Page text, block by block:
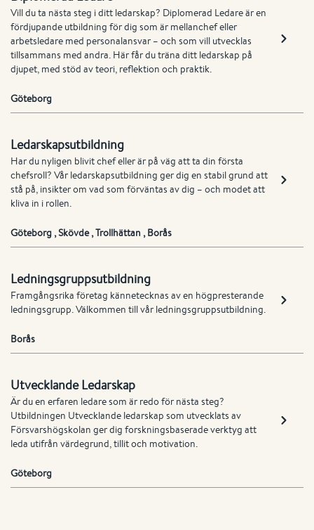
Vill du ta nästa steg i ditt ledarskap? Diplomerad Ledare är en
fördjupande utbildning för dig som är mellanchef eller
arbetsledare med personalansvar – och som vill utvecklas
tillsammans med andra. Här får du träna ditt ledarskap på
djupet, med stöd av teori, reflektion och praktik.
Göteborg
Ledarskapsutbildning
Har du nyligen blivit chef eller är på väg att ta din första
chefsroll? Vår ledarskapsutbildning ger dig en stabil grund att
stå på, insikter om vad som förväntas av dig – och modet att
kliva in i rollen.
Göteborg,Skövde,Trollhättan , Borås
Ledningsgruppsutbildning
Framgångsrika företag kännetecknas av en högpresterande
ledningsgrupp. Välkommen till vår ledningsgruppsutbildning.
Borås
Utvecklande Ledarskap
Är du en erfaren ledare som är redo för nästa steg?
Utbildningen Utvecklande ledarskap som utvecklats av
Försvarshögskolan ger dig forskningsbaserade verktyg att
leda utifrån värdegrund, tillit och motivation.
Göteborg